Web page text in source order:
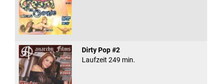
Dirty Pop #2
Laufzeit 249 min.